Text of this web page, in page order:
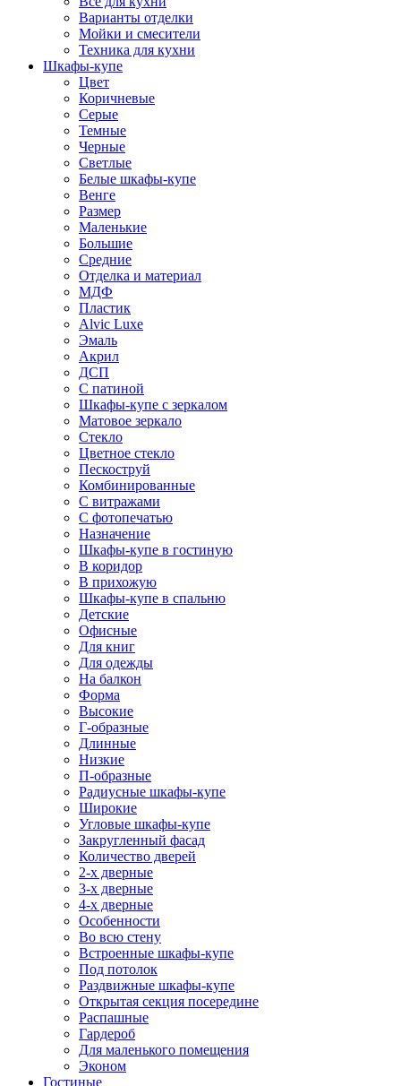
Варианты отделки
Мойки и смесители
Техника для кухни
Шкафы-купе
Цвет
Коричневые
Серые
Темные
Черные
Светлые
Белые шкафы-купе
Венге
Размер
Маленькие
Большие
Средние
Отделка и материал
МДФ
Пластик
Alvic Luxe
Эмаль
Акрил
ДСП
С патиной
Шкафы-купе с зеркалом
Матовое зеркало
Стекло
Цветное стекло
Пескоструй
Комбинированные
С витражами
С фотопечатью
Назначение
Шкафы-купе в гостиную
В коридор
В прихожую
Шкафы-купе в спальню
Детские
Офисные
Для книг
Для одежды
На балкон
Форма
Высокие
Г-образные
Длинные
Низкие
П-образные
Радиусные шкафы-купе
Широкие
Угловые шкафы-купе
Закругленный фасад
Количество дверей
2-х дверные
3-х дверные
4-х дверные
Особенности
Во всю стену
Встроенные шкафы-купе
Под потолок
Раздвижные шкафы-купе
Открытая секция посередине
Распашные
Гардероб
Для маленького помещения
Эконом
Гостиные